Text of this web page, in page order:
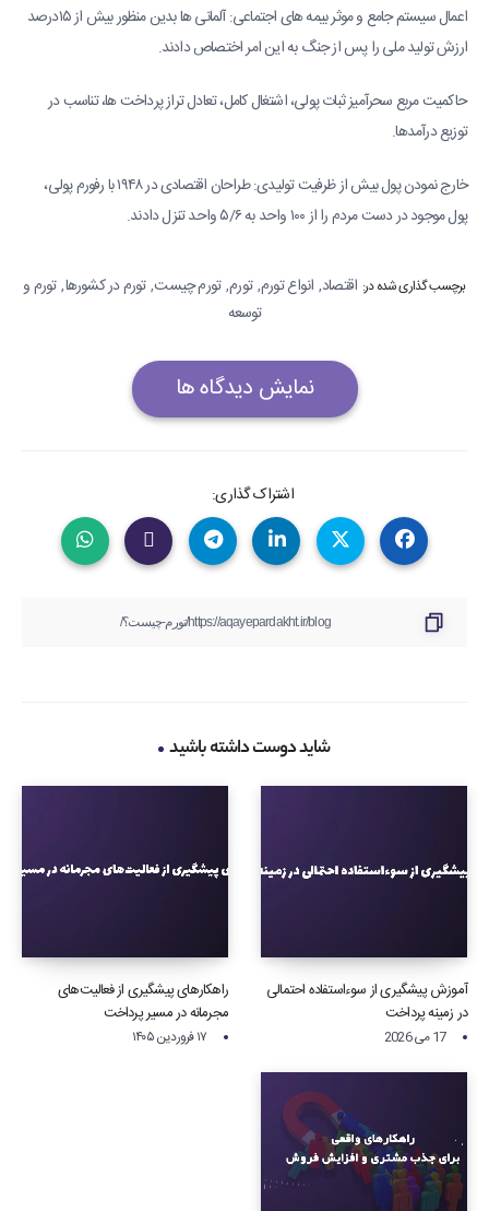
اعمال سیستم جامع و موثر بیمه های اجتماعی: آلمانی ها بدین منظور بیش از ۱۵درصد
ارزش تولید ملی را پس از جنگ به این امر اختصاص دادند.
حاکمیت مربع سحرآمیز ثبات پولی، اشتغال کامل، تعادل تراز پرداخت ها، تناسب در
توزیع درآمدها.
خارج نمودن پول بیش از ظرفیت تولیدی: طراحان اقتصادی در ۱۹۴۸ با رفورم پولی،
پول موجود در دست مردم را از ۱۰۰ واحد به ۵/۶ واحد تنزل دادند.
برچسب گذاری شده در: اقتصاد, انواع تورم,تورم,تورم چیست,تورم در کشورها,تورم و
توسعه
نمایش دیدگاه ها
اشتراک گذاری:
شاید دوست داشته باشید
آموزش پیشگیری از سوءاستفاده احتمالی
در زمینه پرداخت‌
17 می 2026
راهکارهای پیشگیری از فعالیت‌های
مجرمانه در مسیر پرداخت
۱۷ فروردین ۱۴۰۵